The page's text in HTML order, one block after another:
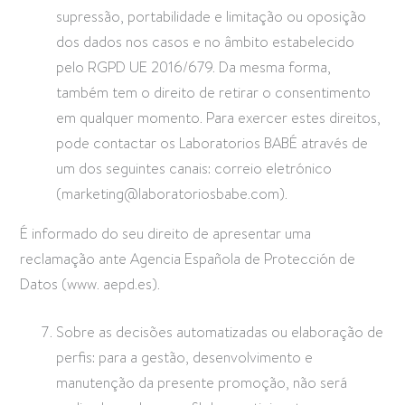
supressão, portabilidade e limitação ou oposição
dos dados nos casos e no âmbito estabelecido
pelo RGPD UE 2016/679. Da mesma forma,
também tem o direito de retirar o consentimento
em qualquer momento. Para exercer estes direitos,
pode contactar os Laboratorios BABÉ através de
um dos seguintes canais: correio eletrónico
(marketing@laboratoriosbabe.com).
É informado do seu direito de apresentar uma
reclamação ante Agencia Española de Protección de
Datos (www. aepd.es).
Sobre as decisões automatizadas ou elaboração de
perfis: para a gestão, desenvolvimento e
manutenção da presente promoção, não será